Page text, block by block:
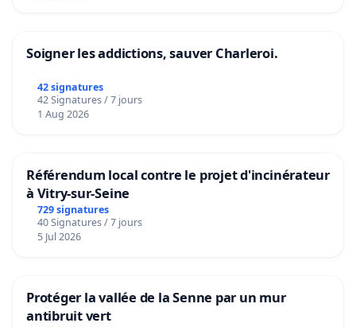
Soigner les addictions, sauver Charleroi.
42 signatures
42 Signatures / 7 jours
1 Aug 2026
Référendum local contre le projet d'incinérateur
à Vitry-sur-Seine
729 signatures
40 Signatures / 7 jours
5 Jul 2026
Protéger la vallée de la Senne par un mur
antibruit vert